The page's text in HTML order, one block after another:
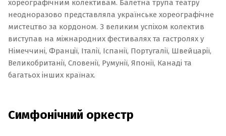
хореографічним колективам. Балетна трупа театру
неодноразово представляла українське хореографічне
мистецтво за кордоном. З великим успіхом колектив
виступав на міжнародних фестивалях та гастролях у
Німеччині, Франції, Італії, Іспанії, Португалії, Швейцарії,
Великобританії, Словенії, Румунії, Японії, Канаді та
багатьох інших країнах.
Симфонічний оркестр